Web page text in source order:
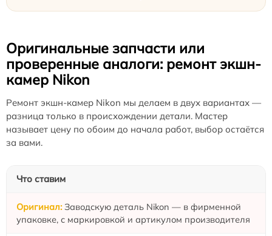
Оригинальные запчасти или
проверенные аналоги: ремонт экшн-
камер Nikon
Ремонт экшн-камер Nikon мы делаем в двух вариантах —
разница только в происхождении детали. Мастер
называет цену по обоим до начала работ, выбор остаётся
за вами.
Что ставим
Заводскую деталь Nikon — в фирменной
упаковке, с маркировкой и артикулом производителя